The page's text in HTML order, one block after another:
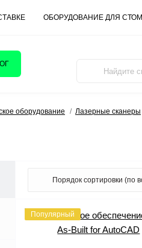
ОБОРУДОВАНИЕ ДЛЯ
оборудование Лазерные сканеры
Популярный